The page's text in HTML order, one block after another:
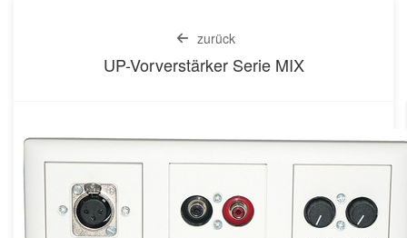
zurück
UP-Vorverstärker Serie MIX